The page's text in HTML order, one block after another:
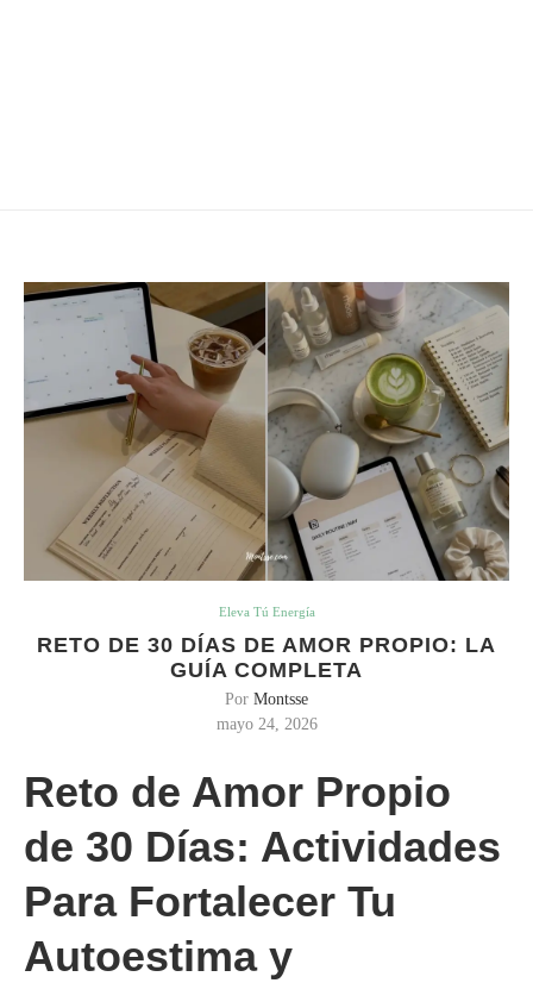
Eleva Tú Energía
RETO DE 30 DÍAS DE AMOR PROPIO: LA
GUÍA COMPLETA
Por Montsse
mayo 24, 2026
Reto de Amor Propio
de 30 Días: Actividades
Para Fortalecer Tu
Autoestima y